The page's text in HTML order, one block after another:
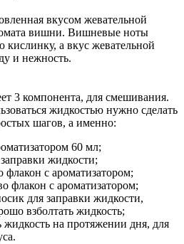
вкусом жевательной
вишни. Вишневые ноты
а вкус жевательной
и нежность.
3 компонента, для смешивания.
жидкостью нужно сделать
шагов, а именно:
60 мл;
жидкости;
флакон с ароматизатором;
флакон с ароматизатором;
для заправки жидкости,
взболтать жидкость;
жидкость на протяжении дня, для